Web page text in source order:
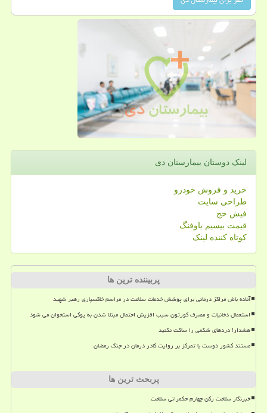
لینک دوستان بیمارستان دی
خرید و فروش خودرو
طراحی سایت
فیش حج
قیمت بیسیم باوفنگ
کوتاه کننده لینک
پربیننده ترین ها
آماده باش مراکز درمانی برای پوشش خدمات سلامت در مراسم خاکسپاری رهبر شهید
استعمال دخانیات و مصرف کورتون سبب افزیش احتمال مبتلا شدن به پوکی استخوان می شود
هشدار! دردهای شکمی را ساکت نکنید
مستند کشور دوست با تمرکز بر روایت کادر درمان در جنگ رمضان
پربحث ترین ها
خبرنگار سلامت رکن چهارم حکمرانی سلامت